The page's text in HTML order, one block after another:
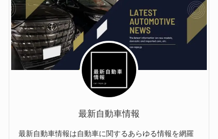
最新自動車情報
最新自動車情報は自動車に関するあらゆる情報を網羅